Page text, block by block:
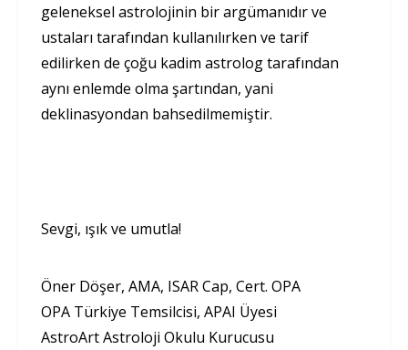
geleneksel astrolojinin bir argümanıdır ve
ustaları tarafından kullanılırken ve tarif
edilirken de çoğu kadim astrolog tarafından
aynı enlemde olma şartından, yani
deklinasyondan bahsedilmemiştir.
Sevgi, ışık ve umutla!
Öner Döşer, AMA, ISAR Cap, Cert. OPA
OPA Türkiye Temsilcisi, APAI Üyesi
AstroArt Astroloji Okulu Kurucusu